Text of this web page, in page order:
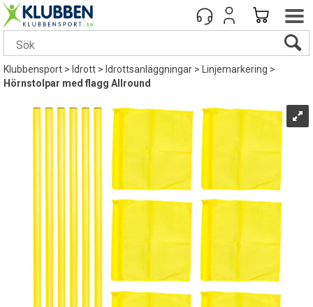
Klubbensport> Idrott> Idrottsanläggningar> Linjemarkering>
Hörnstolpar med flagg Allround